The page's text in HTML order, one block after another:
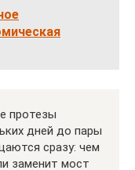
протезы
дней до пары
сразу: чем
заменит мост